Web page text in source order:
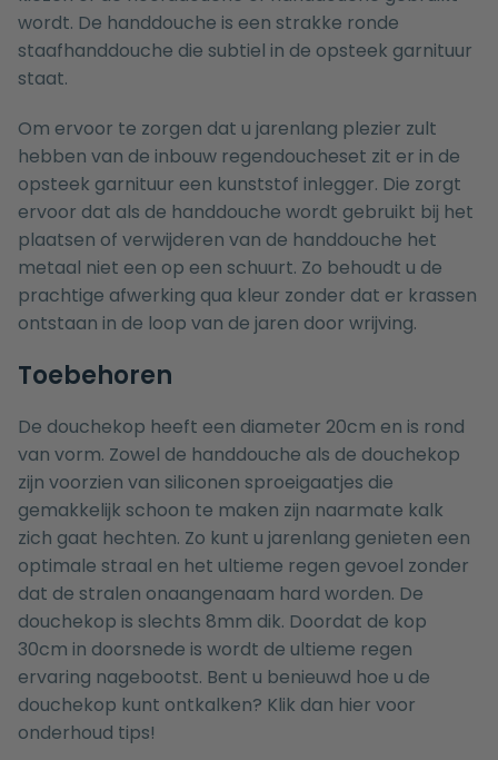
wordt. De handdouche is een strakke ronde
staafhanddouche die subtiel in de opsteek garnituur
staat.
Om ervoor te zorgen dat u jarenlang plezier zult
hebben van de inbouw regendoucheset zit er in de
opsteek garnituur een kunststof inlegger. Die zorgt
ervoor dat als de handdouche wordt gebruikt bij het
plaatsen of verwijderen van de handdouche het
metaal niet een op een schuurt. Zo behoudt u de
prachtige afwerking qua kleur zonder dat er krassen
ontstaan in de loop van de jaren door wrijving.
Toebehoren
De douchekop heeft een diameter 20cm en is rond
van vorm. Zowel de handdouche als de douchekop
zijn voorzien van siliconen sproeigaatjes die
gemakkelijk schoon te maken zijn naarmate kalk
zich gaat hechten. Zo kunt u jarenlang genieten een
optimale straal en het ultieme regen gevoel zonder
dat de stralen onaangenaam hard worden. De
douchekop is slechts 8mm dik. Doordat de kop
30cm in doorsnede is wordt de ultieme regen
ervaring nagebootst. Bent u benieuwd hoe u de
douchekop kunt ontkalken? Klik dan hier voor
onderhoud tips!